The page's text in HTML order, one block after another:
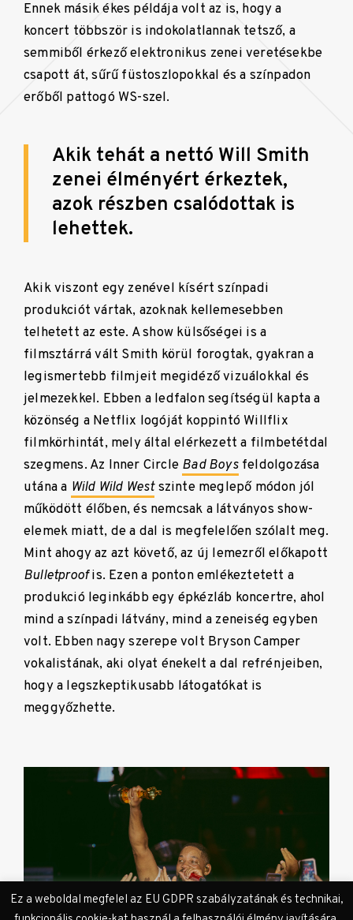
Ennek másik ékes példája volt az is, hogy a
koncert többször is indokolatlannak tetsző, a
semmiből érkező elektronikus zenei veretésekbe
csapott át, sűrű füstoszlopokkal és a színpadon
erőből pattogó WS-szel.
Akik tehát a nettó Will Smith
zenei élményért érkeztek,
azok részben csalódottak is
lehettek.
Akik viszont egy zenével kísért színpadi
produkciót vártak, azoknak kellemesebben
telhetett az este. A show külsőségei is a
filmsztárrá vált Smith körül forogtak, gyakran a
legismertebb filmjeit megidéző vizuálokkal és
jelmezekkel. Ebben a ledfalon segítségül kapta a
közönség a Netflix logóját koppintó Willflix
filmkörhintát, mely által elérkezett a filmbetétdal
szegmens. Az Inner Circle Bad Boysfeldolgozása
utána a Wild Wild Westszinte meglepő módon jól
működött élőben, és nemcsak a látványos show-
elemek miatt, de a dal is megfelelően szólalt meg.
Mint ahogy az azt követő, az új lemezről előkapott
Bulletproofis. Ezen a ponton emlékeztetett a
produkció leginkább egy épkézláb koncertre, ahol
mind a színpadi látvány, mind a zeneiség egyben
volt. Ebben nagy szerepe volt Bryson Camper
vokalistának, aki olyat énekelt a dal refrénjeiben,
hogy a legszkeptikusabb látogatókat is
meggyőzhette.
Ez a weboldal megfelel az EU GDPR szabályzatának és technikai,